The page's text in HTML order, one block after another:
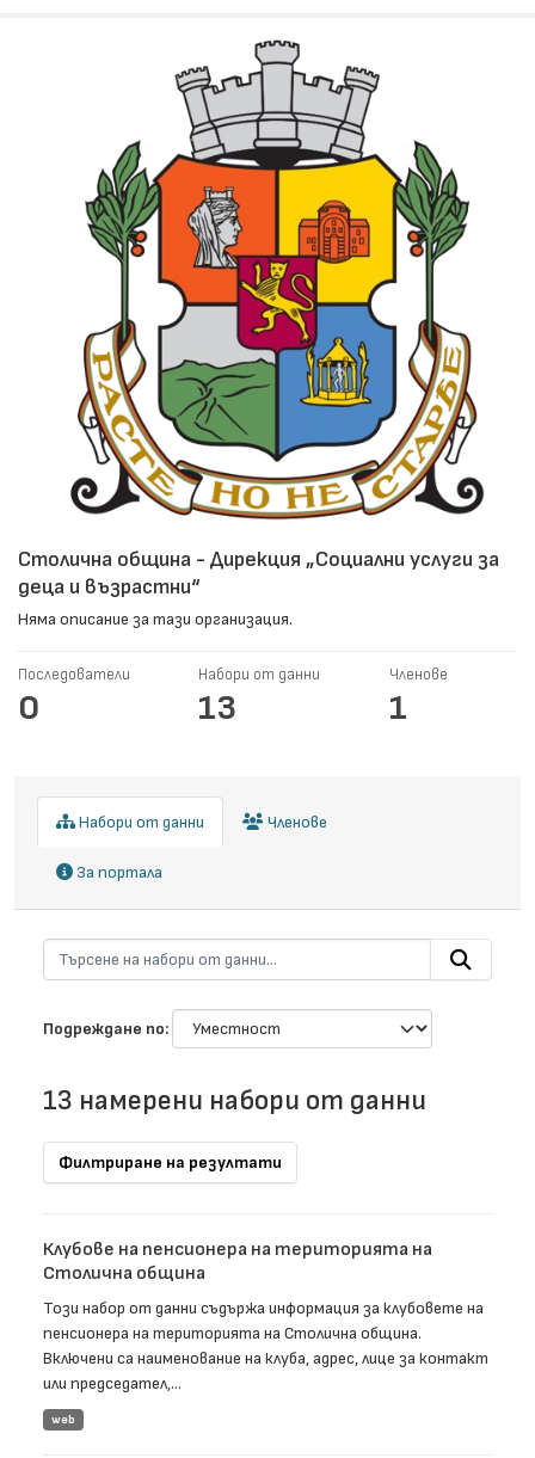
Столична община - Дирекция „Социални услуги за
деца и възрастни“
Няма описание за тази организация.
Последователи
0
Набори от данни
13
Членове
1
Набори от данни Членове
За портала
Подреждане по
13 намерени набори от данни
Филтриране на резултати
Клубове на пенсионера на територията на
Столична община
Този набор от данни съдържа информация за клубовете на
пенсионера на територията на Столична община.
Включени са наименование на клуба, адрес, лице за контакт
или председател,...
web